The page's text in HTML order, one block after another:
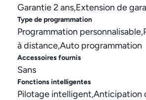
Garantie 2 ans,Extension de
Type de programmation
Programmation
à distance,Auto programmation
Accessoires fournis
Sans
Fonctions intelligentes
Pilotage intelligent,Anticipation